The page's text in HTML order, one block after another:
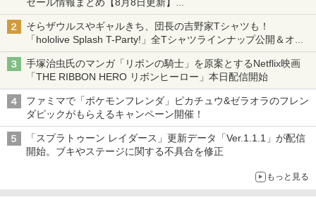
ニンテンドーeショップでは「大神 絶景版」が67%オフで990円
そらザウルスやギャルきち、団長の吉野家Tシャツも！
「hololive Splash T-Party!」全Tシャツラインナップ公開＆オン
ライン販売開始
手塚治虫氏のマンガ「リボンの騎士」を原案とするNetflix映画
「THE RIBBON HERO リボンヒーロー」本日配信開始
ファミマで「ポケモンフレンダ」ピカチュウ&ゼラオラのフレン
ダピックがもらえるキャンペーン開催！
「スプラトゥーン レイダース」更新データ「Ver.1.1.1」が配信
開始。ブキやステージに関する不具合を修正
もっと見る